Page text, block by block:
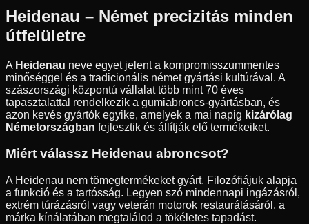
Heidenau – Német precizitás minden
útfelületre
A Heidenau neve egyet jelent a kompromisszummentes
minőséggel és a tradicionális német gyártási kultúrával. A
szászországi központú vállalat több mint 70 éves
tapasztalattal rendelkezik a gumiabroncs-gyártásban, és
azon kevés gyártók egyike, amelyek a mai napig kizárólag
Németországban fejlesztik és állítják elő termékeiket.
Miért válassz Heidenau abroncsot?
A Heidenau nem tömegtermékeket gyárt. Filozófiájuk alapja
a funkció és a tartósság. Legyen szó mindennapi ingázásról,
extrém túrázásról vagy veterán motorok restaurálásáról, a
márka kínálatában megtalálod a tökéletes tapadást.